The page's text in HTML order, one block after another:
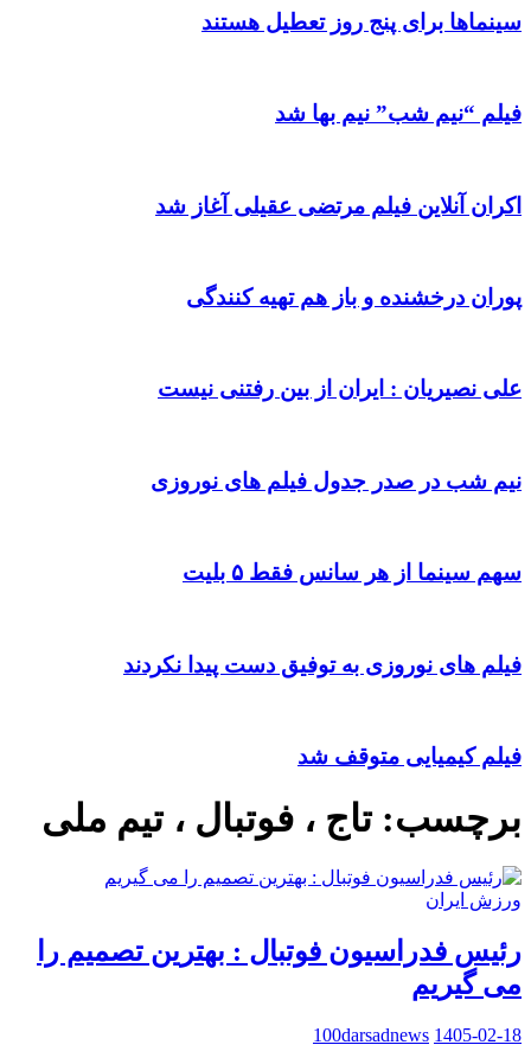
سینماها برای پنج‌ روز تعطیل هستند
فیلم “نیم شب” نیم بها شد
اکران آنلاین فیلم مرتضی عقیلی آغاز شد
پوران درخشنده و باز هم تهیه کنندگی
علی نصیریان : ایران از بین رفتنی نیست
نیم شب در صدر جدول فیلم های نوروزی
سهم سینما از هر سانس فقط ۵ بلیت
فیلم های نوروزی به توفیق دست پیدا نکردند
فیلم کیمیایی متوقف شد
برچسب:تاج ، فوتبال ، تیم ملی
ورزش ایران
رئیس فدراسیون فوتبال : بهترین تصمیم را
می گیریم
100darsadnews 1405-02-18